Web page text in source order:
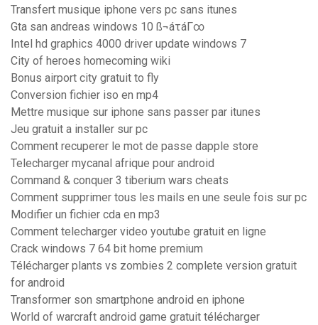
Transfert musique iphone vers pc sans itunes
Gta san andreas windows 10 ß¬áτáΓ∞
Intel hd graphics 4000 driver update windows 7
City of heroes homecoming wiki
Bonus airport city gratuit to fly
Conversion fichier iso en mp4
Mettre musique sur iphone sans passer par itunes
Jeu gratuit a installer sur pc
Comment recuperer le mot de passe dapple store
Telecharger mycanal afrique pour android
Command & conquer 3 tiberium wars cheats
Comment supprimer tous les mails en une seule fois sur pc
Modifier un fichier cda en mp3
Comment telecharger video youtube gratuit en ligne
Crack windows 7 64 bit home premium
Télécharger plants vs zombies 2 complete version gratuit
for android
Transformer son smartphone android en iphone
World of warcraft android game gratuit télécharger